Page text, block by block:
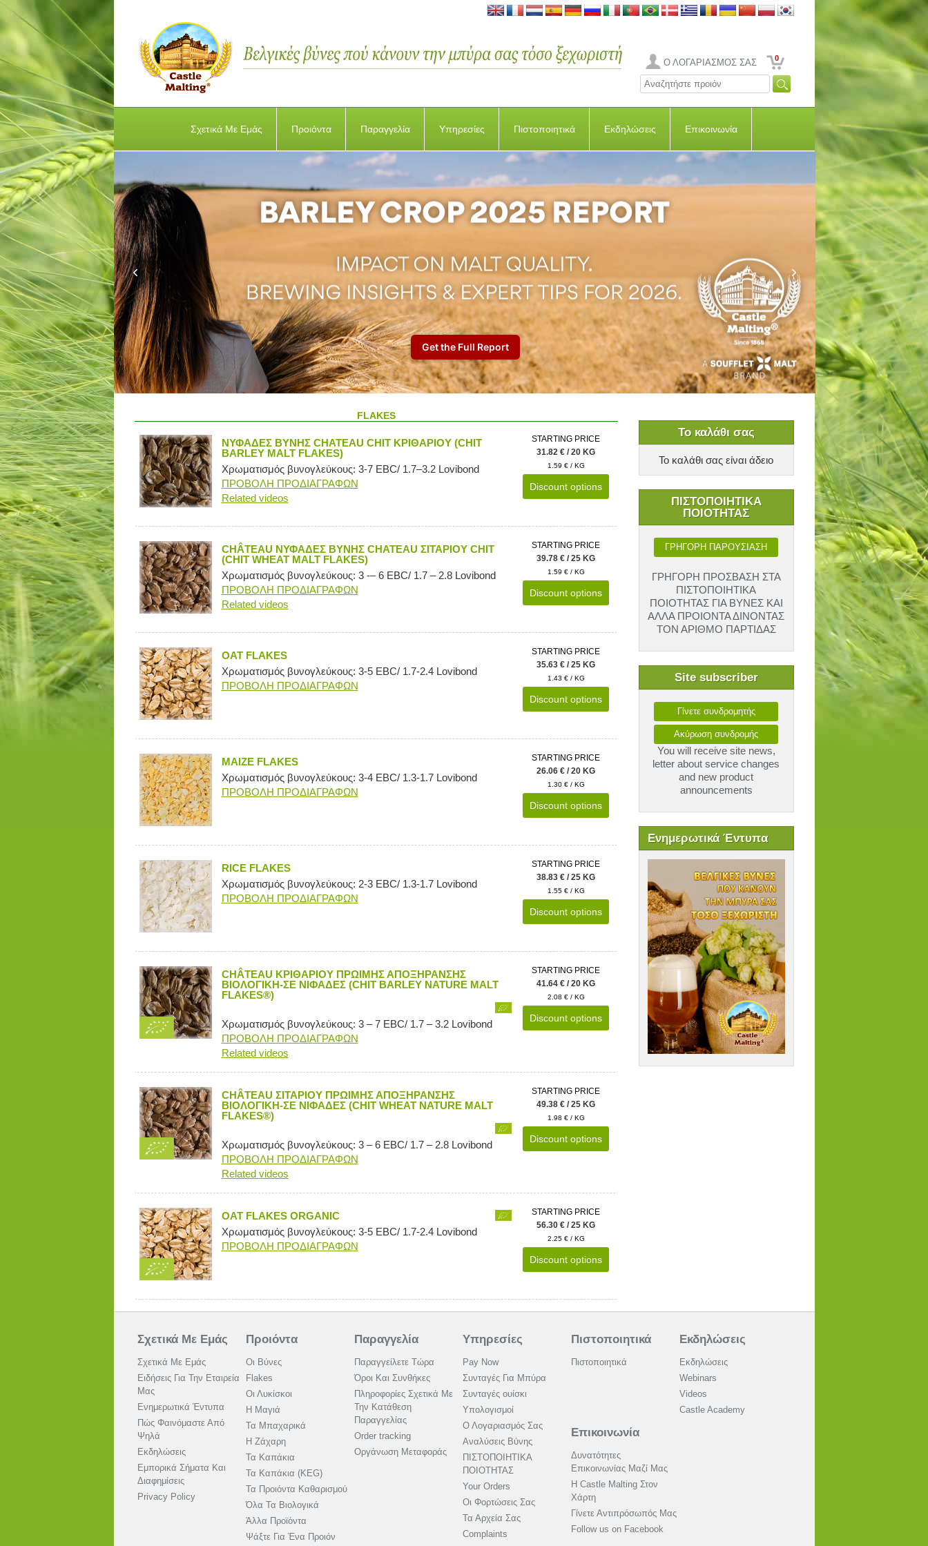
Ο ΛΟΓΑΡΙΑΣΜΟΣ ΣΑΣ 0
Σχετικά Με Εμάς Προιόντα Παραγγελία Υπηρεσίες Πιστοποιητικά Εκδηλώσεις Επικοινωνία
Το καλάθι σας
Το καλάθι σας είναι άδειο
ΠΙΣΤΟΠΟΙΗΤΙΚΑ
ΠΟΙΟΤΗΤΑΣ
ΓΡΗΓΟΡΗ ΠΑΡΟΥΣΙΑΣΗ
ΓΡΗΓΟΡΗ ΠΡΟΣΒΑΣΗ ΣΤΑ
ΠΙΣΤΟΠΟΙΗΤΙΚΑ
ΠΟΙΟΤΗΤΑΣ ΓΙΑ ΒΥΝΕΣ ΚΑΙ
ΑΛΛΑ ΠΡΟΙΟΝΤΑ ΔΙΝΟΝΤΑΣ
ΤΟΝ ΑΡΙΘΜΟ ΠΑΡΤΙΔΑΣ
Site subscriber
Γίνετε συνδρομητής
Ακύρωση συνδρομής
You will receive site news,
letter about service changes
and new product
announcements
Ενημερωτικά Έντυπα
FLAKES
ΝΥΦΑΔΕΣ ΒΥΝΗΣ CHATEAU CHIT ΚΡΙΘΑΡΙΟΥ (CHIT
BARLEY MALT FLAKES)
Χρωματισμός βυνογλεύκους: 3-7 EBC/ 1.7–3.2 Lovibond
ΠΡΟΒΟΛΗ ΠΡΟΔΙΑΓΡΑΦΩΝ
Related videos
STARTING PRICE
31.82 € / 20 KG
1.59 € / KG
Discount options
CHÂTEAU ΝΥΦΑΔΕΣ ΒΥΝΗΣ CHATEAU ΣΙΤΑΡΙΟΥ CHIT
(CHIT WHEAT MALT FLAKES)
Χρωματισμός βυνογλεύκους: 3 -– 6 EBC/ 1.7 – 2.8 Lovibond
ΠΡΟΒΟΛΗ ΠΡΟΔΙΑΓΡΑΦΩΝ
Related videos
STARTING PRICE
39.78 € / 25 KG
1.59 € / KG
Discount options
OAT FLAKES
Χρωματισμός βυνογλεύκους: 3-5 EBC/ 1.7-2.4 Lovibond
ΠΡΟΒΟΛΗ ΠΡΟΔΙΑΓΡΑΦΩΝ
STARTING PRICE
35.63 € / 25 KG
1.43 € / KG
Discount options
MAIZE FLAKES
Χρωματισμός βυνογλεύκους: 3-4 EBC/ 1.3-1.7 Lovibond
ΠΡΟΒΟΛΗ ΠΡΟΔΙΑΓΡΑΦΩΝ
STARTING PRICE
26.06 € / 20 KG
1.30 € / KG
Discount options
RICE FLAKES
Χρωματισμός βυνογλεύκους: 2-3 EBC/ 1.3-1.7 Lovibond
ΠΡΟΒΟΛΗ ΠΡΟΔΙΑΓΡΑΦΩΝ
STARTING PRICE
38.83 € / 25 KG
1.55 € / KG
Discount options
CHÂTEAU ΚΡΙΘΑΡΙΟΥ ΠΡΩΙΜΗΣ ΑΠΟΞΗΡΑΝΣΗΣ
ΒΙΟΛΟΓΙΚΗ-ΣΕ ΝΙΦΑΔΕΣ (CHIT BARLEY NATURE MALT
FLAKES®)
Χρωματισμός βυνογλεύκους: 3 – 7 EBC/ 1.7 – 3.2 Lovibond
ΠΡΟΒΟΛΗ ΠΡΟΔΙΑΓΡΑΦΩΝ
Related videos
STARTING PRICE
41.64 € / 20 KG
2.08 € / KG
Discount options
CHÂTEAU ΣΙΤΑΡΙΟΥ ΠΡΩΙΜΗΣ ΑΠΟΞΗΡΑΝΣΗΣ
ΒΙΟΛΟΓΙΚΗ-ΣΕ ΝΙΦΑΔΕΣ (CHIT WHEAT NATURE MALT
FLAKES®)
Χρωματισμός βυνογλεύκους: 3 – 6 EBC/ 1.7 – 2.8 Lovibond
ΠΡΟΒΟΛΗ ΠΡΟΔΙΑΓΡΑΦΩΝ
Related videos
STARTING PRICE
49.38 € / 25 KG
1.98 € / KG
Discount options
OAT FLAKES ORGANIC
Χρωματισμός βυνογλεύκους: 3-5 EBC/ 1.7-2.4 Lovibond
ΠΡΟΒΟΛΗ ΠΡΟΔΙΑΓΡΑΦΩΝ
STARTING PRICE
56.30 € / 25 KG
2.25 € / KG
Discount options
Σχετικά Με Εμάς
Σχετικά Με Εμάς
Ειδήσεις Για Την Εταιρεία
Μας
Ενημερωτικά Έντυπα
Πώς Φαινόμαστε Από
Ψηλά
Εκδηλώσεις
Εμπορικά Σήματα Και
Διαφημίσεις
Privacy Policy
Προιόντα
Οι Βύνες
Flakes
Οι Λυκίσκοι
Η Μαγιά
Τα Μπαχαρικά
Η Ζάχαρη
Τα Καπάκια
Τα Καπάκια (KEG)
Τα Προιόντα Καθαρισμού
Όλα Τα Βιολογικά
Άλλα Προϊόντα
Ψάξτε Για Ένα Προιόν
Παραγγελία
Παραγγείλετε Τώρα
Όροι Και Συνθήκες
Πληροφορίες Σχετικά Με
Την Κατάθεση
Παραγγελίας
Order tracking
Οργάνωση Μεταφοράς
Υπηρεσίες
Pay Now
Συνταγές Για Μπύρα
Συνταγές ουίσκι
Υπολογισμοί
Ο Λογαριασμός Σας
Αναλύσεις Βύνης
ΠΙΣΤΟΠΟΙΗΤΙΚΑ
ΠΟΙΟΤΗΤΑΣ
Your Orders
Οι Φορτώσεις Σας
Τα Αρχεία Σας
Complaints
Πιστοποιητικά
Πιστοποιητικά
Εκδηλώσεις
Εκδηλώσεις
Webinars
Videos
Castle Academy
Επικοινωνία
Δυνατότητες
Επικοινωνίας Μαζί Μας
Η Castle Malting Στον
Χάρτη
Γίνετε Αντιπρόσωπός Μας
Follow us on Facebook